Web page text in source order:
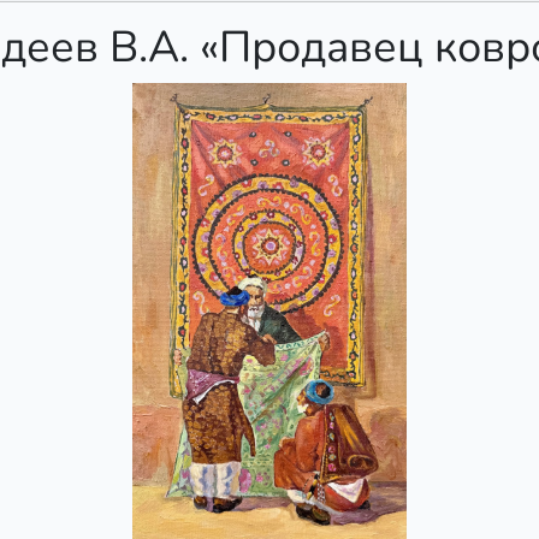
В.А. «Продавец